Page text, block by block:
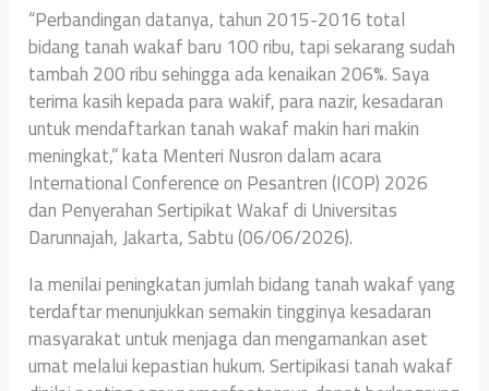
“Perbandingan datanya, tahun 2015-2016 total
bidang tanah wakaf baru 100 ribu, tapi sekarang sudah
tambah 200 ribu sehingga ada kenaikan 206%. Saya
terima kasih kepada para wakif, para nazir, kesadaran
untuk mendaftarkan tanah wakaf makin hari makin
meningkat,” kata Menteri Nusron dalam acara
International Conference on Pesantren (ICOP) 2026
dan Penyerahan Sertipikat Wakaf di Universitas
Darunnajah, Jakarta, Sabtu (06/06/2026).
Ia menilai peningkatan jumlah bidang tanah wakaf yang
terdaftar menunjukkan semakin tingginya kesadaran
masyarakat untuk menjaga dan mengamankan aset
umat melalui kepastian hukum. Sertipikasi tanah wakaf